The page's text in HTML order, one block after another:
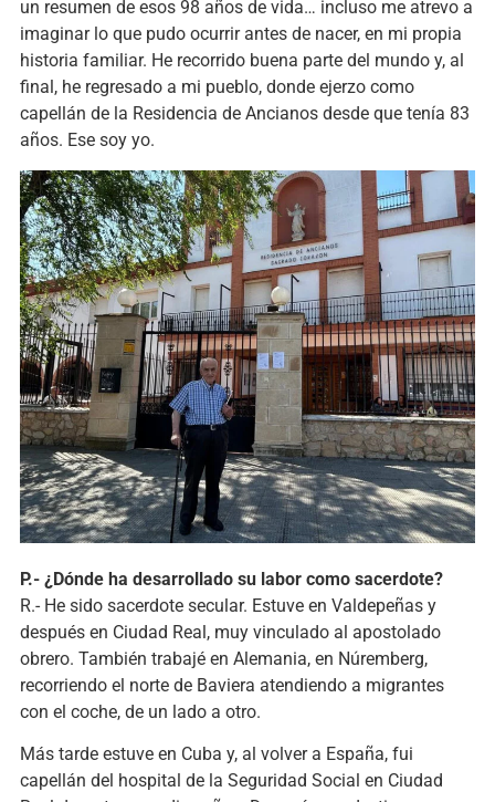
un resumen de esos 98 años de vida… incluso me atrevo a
imaginar lo que pudo ocurrir antes de nacer, en mi propia
historia familiar. He recorrido buena parte del mundo y, al
final, he regresado a mi pueblo, donde ejerzo como
capellán de la Residencia de Ancianos desde que tenía 83
años. Ese soy yo.
P.- ¿Dónde ha desarrollado su labor como sacerdote?
R.- He sido sacerdote secular. Estuve en Valdepeñas y
después en Ciudad Real, muy vinculado al apostolado
obrero. También trabajé en Alemania, en Núremberg,
recorriendo el norte de Baviera atendiendo a migrantes
con el coche, de un lado a otro.
Más tarde estuve en Cuba y, al volver a España, fui
capellán del hospital de la Seguridad Social en Ciudad